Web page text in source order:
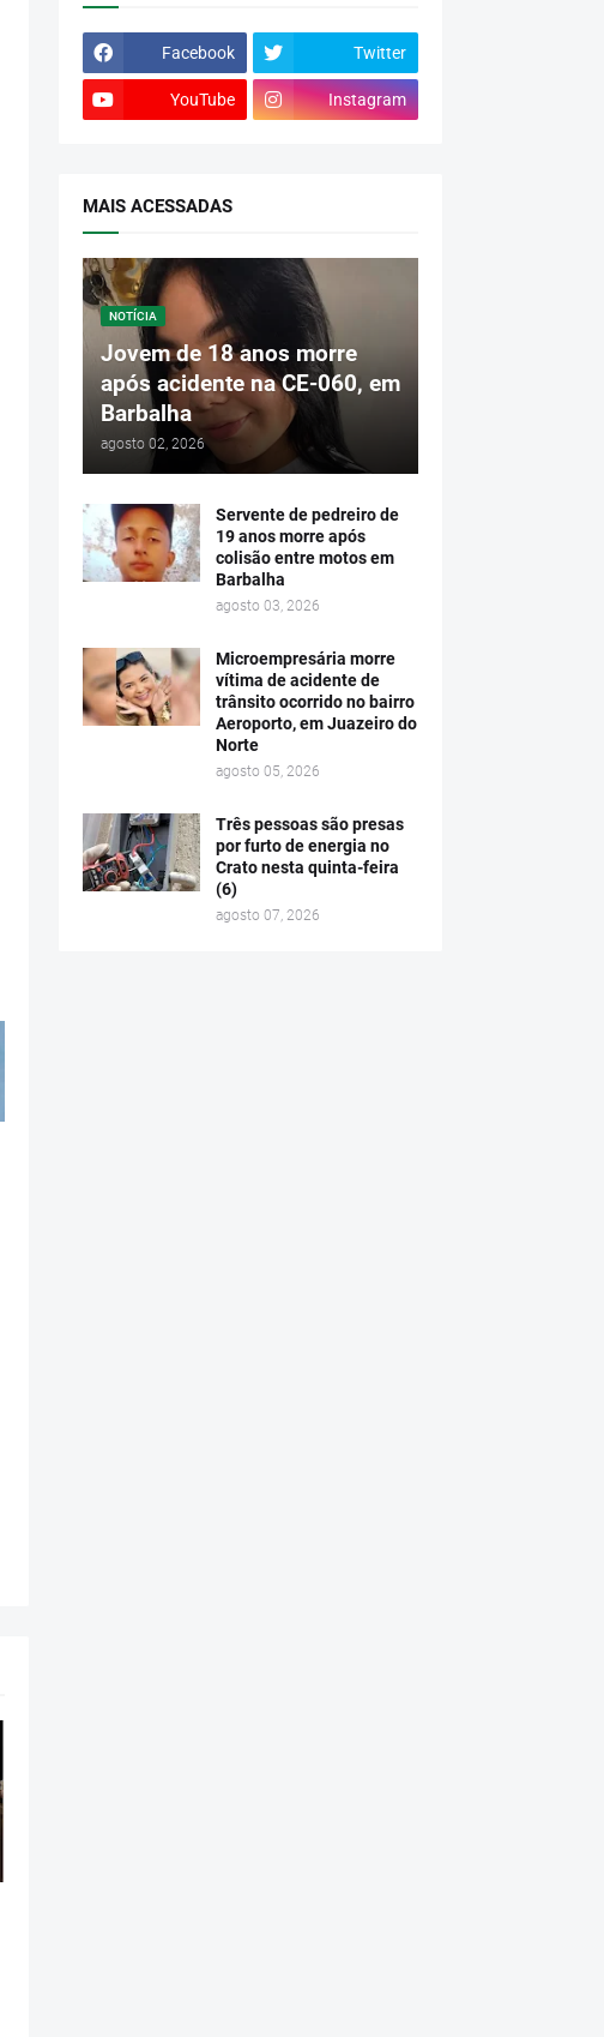
Facebook Twitter
YouTube Instagram
MAIS ACESSADAS
NOTÍCIA
Jovem de 18 anos morre
após acidente na CE-060, em
Barbalha
agosto 02, 2026
Servente de pedreiro de
19 anos morre após
colisão entre motos em
Barbalha
agosto 03, 2026
Microempresária morre
vítima de acidente de
trânsito ocorrido no bairro
Aeroporto, em Juazeiro do
Norte
agosto 05, 2026
Três pessoas são presas
por furto de energia no
Crato nesta quinta-feira
(6)
agosto 07, 2026